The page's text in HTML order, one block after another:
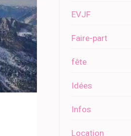
EVJF
Faire-part
fête
Idées
Infos
Location